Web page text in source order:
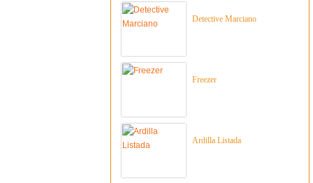
Detective Marciano
Freezer
Ardilla Listada